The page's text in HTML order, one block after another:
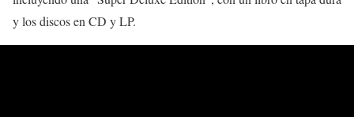
y los discos en CD y LP.